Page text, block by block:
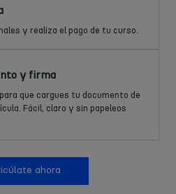
y realiza el pago de tu curso.
y firma
que cargues tu documento de
Fácil, claro y sin papeleos
ahora